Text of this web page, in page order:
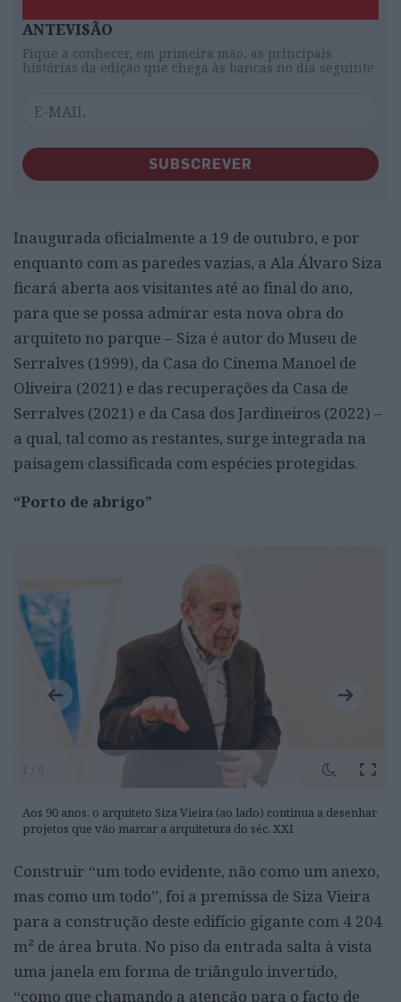
ANTEVISÃO
Fique a conhecer, em primeira mão, as principais
histórias da edição que chega às bancas no dia seguinte
SUBSCREVER
Inaugurada oficialmente a 19 de outubro, e por
enquanto com as paredes vazias, a Ala Álvaro Siza
ficará aberta aos visitantes até ao final do ano,
para que se possa admirar esta nova obra do
arquiteto no parque – Siza é autor do Museu de
Serralves (1999), da Casa do Cinema Manoel de
Oliveira (2021) e das recuperações da Casa de
Serralves (2021) e da Casa dos Jardineiros (2022) –
a qual, tal como as restantes, surge integrada na
paisagem classificada com espécies protegidas.
“Porto de abrigo”
1 / 6
Aos 90 anos, o arquiteto Siza Vieira (ao lado) continua a desenhar
projetos que vão marcar a arquitetura do séc. XXI
Construir “um todo evidente, não como um anexo,
mas como um todo”, foi a premissa de Siza Vieira
para a construção deste edifício gigante com 4 204
m² de área bruta. No piso da entrada salta à vista
uma janela em forma de triângulo invertido,
“como que chamando a atenção para o facto de